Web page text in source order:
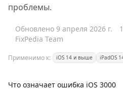
проблемы.
Обновлено 9 апреля 2026 г.
FixPedia Team
Применимо к: iOS 14 и выше iPadOS
Что означает ошибка iOS 3000